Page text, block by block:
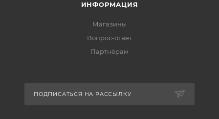
ИНФОРМАЦИЯ
Магазины
Вопрос-ответ
Партнёрам
ПОДПИСАТЬСЯ НА РАССЫЛКУ